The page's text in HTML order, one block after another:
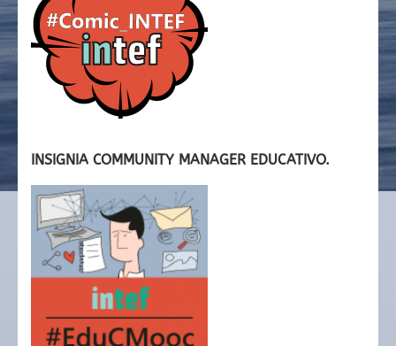
INSIGNIA COMMUNITY MANAGER EDUCATIVO.